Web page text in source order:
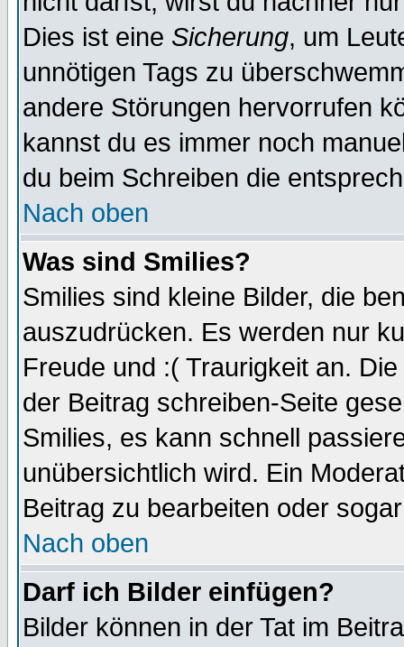
Dies ist eine Sicherung, um
unnötigen Tags zu
andere Störungen hervorrufen
kannst du es immer noch
du beim Schreiben die
Nach oben
Was sind Smilies?
Smilies sind kleine Bilder, die
auszudrücken. Es werden nur
Freude und :( Traurigkeit an.
der Beitrag schreiben-Seite
Smilies, es kann schnell
unübersichtlich wird. Ein
Beitrag zu bearbeiten oder
Nach oben
Darf ich Bilder einfügen?
Bilder können in der Tat im